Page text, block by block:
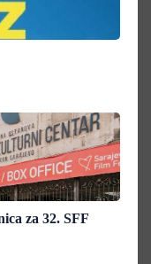
za 32. SFF